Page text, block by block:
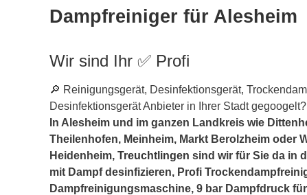
Dampfreiniger für Alesheim
Wir sind Ihr ✅ Profi
🔎 Reinigungsgerät, Desinfektionsgerät,
Desinfektionsgerät Anbieter in Ihrer Stadt gegoogelt?
In Alesheim und im ganzen Landkreis wie
Theilenhofen, Meinheim, Markt Berolzheim oder
Heidenheim, Treuchtlingen sind wir für Sie da in
mit Dampf desinfizieren, Profi
Dampfreinigungsmaschine, 9 bar Dampfdruck